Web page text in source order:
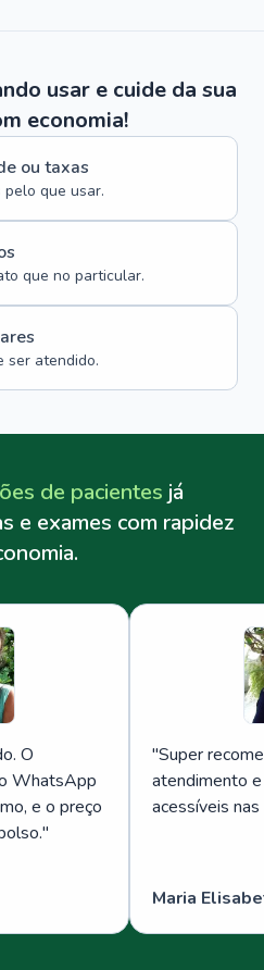
usar e cuide da sua
economia!
ou taxas
que usar.
que no particular.
ser atendido.
de pacientes já
e exames com rapidez
O
WhatsApp
e o preço
"
"Super
atendimento
acessíveis
Maria